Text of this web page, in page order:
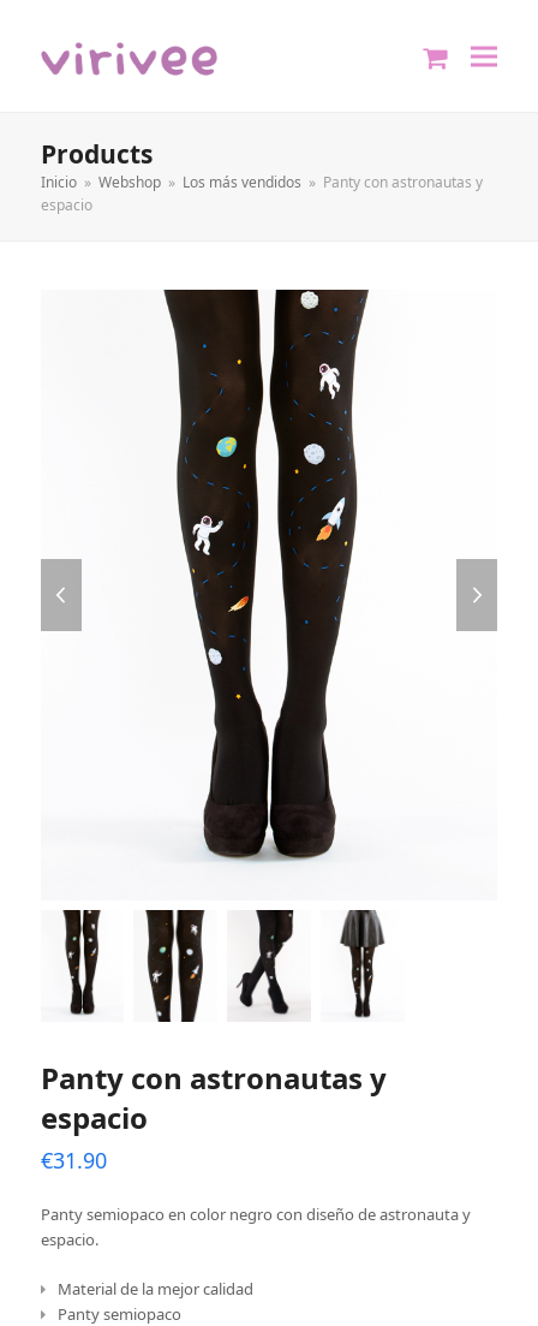
Products
Inicio » Webshop » Los más vendidos » Panty con astronautas y
espacio
slide
slide
Panty con astronautas y
espacio
€31.90
Panty semiopaco en color negro con diseño de astronauta y
espacio.
Material de la mejor calidad
Panty semiopaco